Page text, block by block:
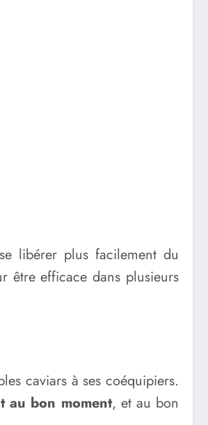
libérer plus facilement du
être efficace dans plusieurs
caviars à ses coéquipiers.
au bon moment, et au bon